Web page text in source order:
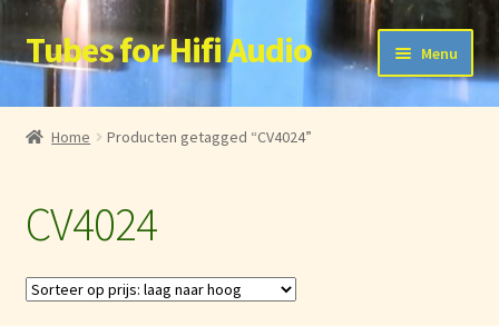
Ga
door
naar
navigatie
Ga
naar
inhoud
Tubes for Hifi Audio Menu
Home
Membership List
My Account
Home Producten getagged “CV4024”
CV4024